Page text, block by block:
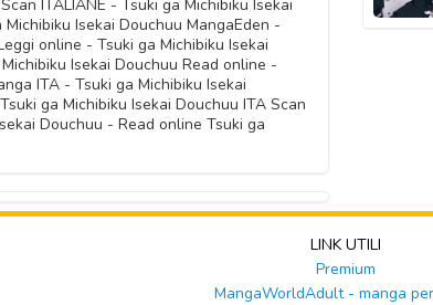
11 Novembre 2020
11 Novembre 2020
11 Novembre 2020
11 Novembre 2020
11 Novembre 2020
11 Novembre 2020
11 Novembre 2020
11 Novembre 2020
11 Novembre 2020
11 Novembre 2020
11 Novembre 2020
ITALIANE - Tsuki ga Michibiku Isekai
Isekai Douchuu MangaEden -
online - Tsuki ga Michibiku Isekai
Isekai Douchuu Read online -
ITA - Tsuki ga Michibiku Isekai
ga Michibiku Isekai Douchuu ITA Scan
Douchuu - Read online Tsuki ga
LINK UTILI
Premium
MangaWorldAdult - manga